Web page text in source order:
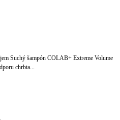
Suchý šampón COLAB+ Extreme Volume
chrbta...